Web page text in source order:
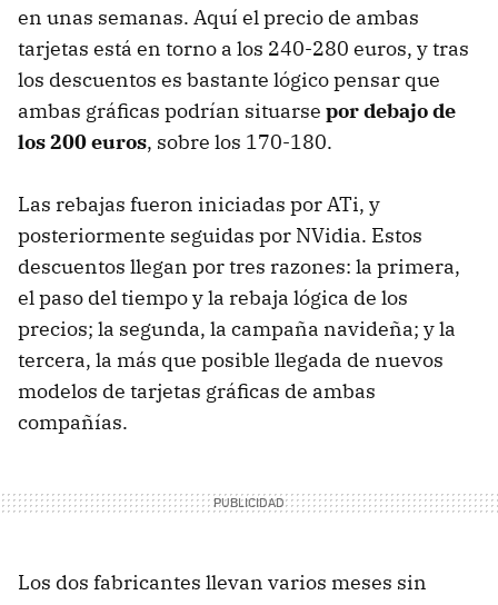
en unas semanas. Aquí el precio de ambas
tarjetas está en torno a los 240-280 euros, y tras
los descuentos es bastante lógico pensar que
ambas gráficas podrían situarse por debajo de
los 200 euros, sobre los 170-180.
Las rebajas fueron iniciadas por ATi, y
posteriormente seguidas por NVidia. Estos
descuentos llegan por tres razones: la primera,
el paso del tiempo y la rebaja lógica de los
precios; la segunda, la campaña navideña; y la
tercera, la más que posible llegada de nuevos
modelos de tarjetas gráficas de ambas
compañías.
Los dos fabricantes llevan varios meses sin